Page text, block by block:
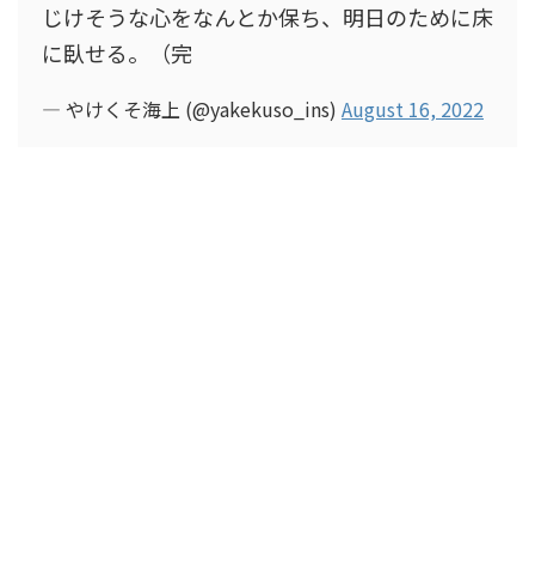
じけそうな心をなんとか保ち、明日のために床
に臥せる。（完
— やけくそ海上 (@yakekuso_ins) August 16, 2022